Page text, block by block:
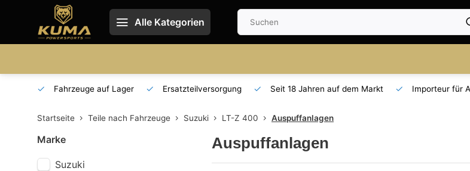
Alle Kategorien
Fahrzeuge auf Lager Ersatzteilversorgung Seit 18 Jahren auf dem Markt Importeur für
Startseite Teile nach Fahrzeuge Suzuki LT-Z 400 Auspuffanlagen
Marke
Suzuki
Auspuffanlagen